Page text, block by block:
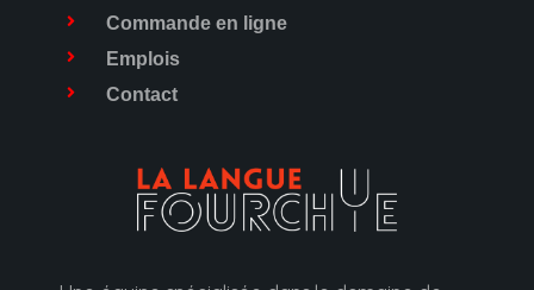
Commande en ligne
Emplois
Contact